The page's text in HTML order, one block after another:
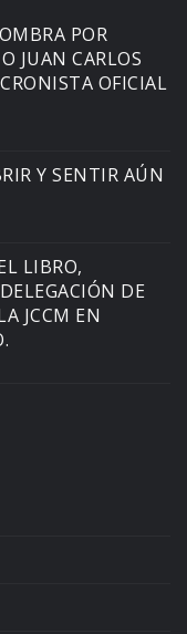
POR
JUAN CARLOS
OFICIAL
Y SENTIR AÚN
LIBRO,
DE
JCCM EN